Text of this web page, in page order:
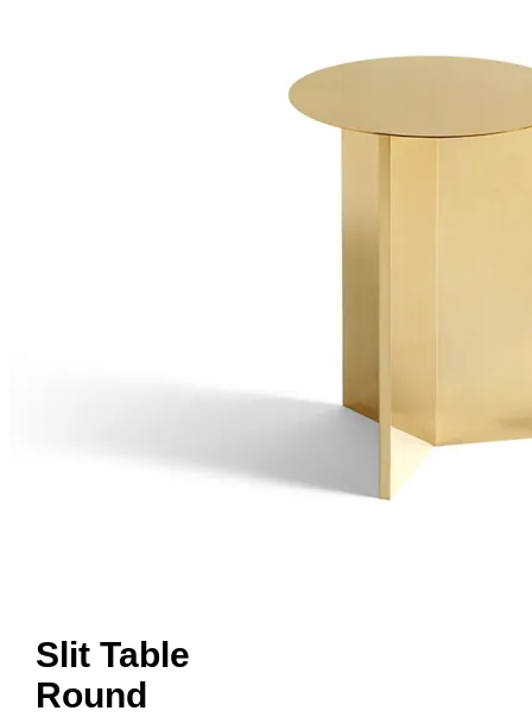
Slit Table
Round